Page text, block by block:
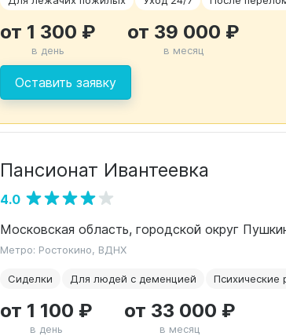
Оставить заявку
от 1 300 ₽
в день
от 39 000 ₽
в месяц
Пансионат Ивантеевка
4.0
Метро: Ростокино, ВДНХ
Сиделки Для людей с деменцией Психические
от 1 100 ₽
в день
от 33 000 ₽
в месяц